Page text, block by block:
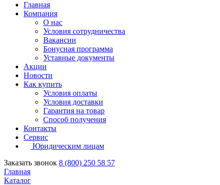
Главная
Компания
О нас
Условия сотрудничества
Вакансии
Бонусная программа
Уставные документы
Акции
Новости
Как купить
Условия оплаты
Условия доставки
Гарантия на товар
Способ получения
Контакты
Сервис
Юридическим лицам
Заказать звонок 8 (800) 250 58 57
Главная
Каталог